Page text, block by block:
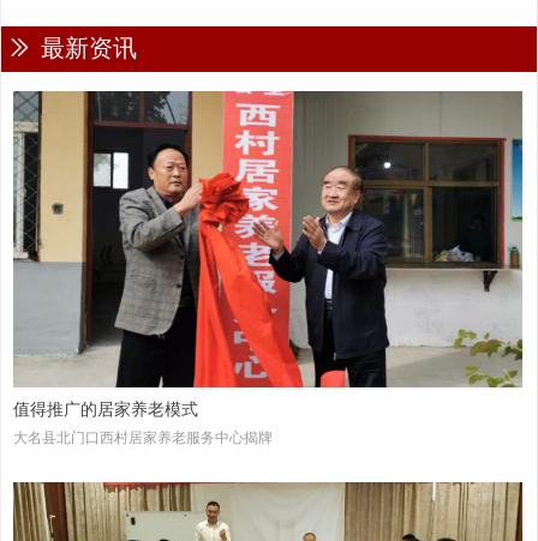
值得推广的居家养老模式
大名县北门口西村居家养老服务中心揭牌
ꅀ 最新资讯